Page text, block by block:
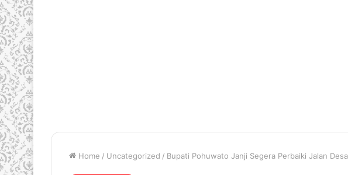
Home / Uncategorized / Bupati Pohuwato Janji Segera Perbaiki Jalan